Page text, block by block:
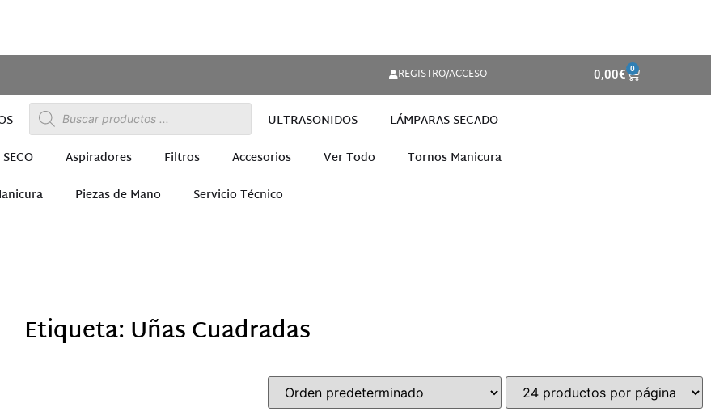
REGISTRO/ACCESO 0,00€ 0
ULTRASONIDOS
LÁMPARAS SECADO
Aspiradores Filtros Accesorios Ver Todo
Tornos Manicura
Piezas de Mano Servicio Técnico
Etiqueta: Uñas Cuadradas